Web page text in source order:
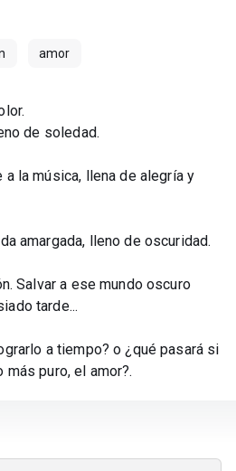
amor
de soledad.
a la música, llena de alegría y
amargada, lleno de oscuridad.
Salvar a ese mundo oscuro
tarde...
a tiempo? o ¿qué pasará si
puro, el amor?.